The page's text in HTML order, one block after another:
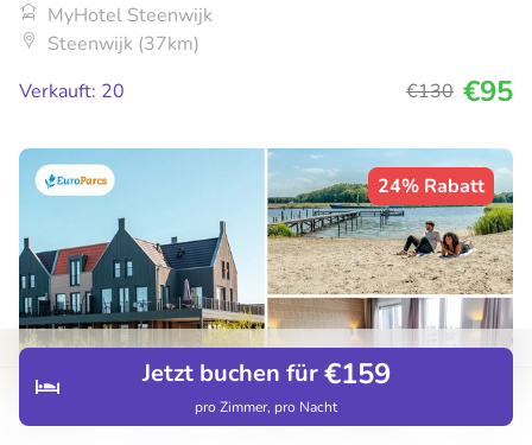
Entdecken Restaurants Buchungen
Jetzt buchen für€159
pro Zimmer, pro Nacht
MyHotel Steenwijk
Steenwijk (37km)
Verkauft: 20
€130 €95
24% Rabatt